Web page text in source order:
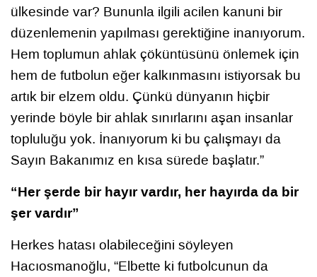
ülkesinde var? Bununla ilgili acilen kanuni bir
düzenlemenin yapılması gerektiğine inanıyorum.
Hem toplumun ahlak çöküntüsünü önlemek için
hem de futbolun eğer kalkınmasını istiyorsak bu
artık bir elzem oldu. Çünkü dünyanın hiçbir
yerinde böyle bir ahlak sınırlarını aşan insanlar
topluluğu yok. İnanıyorum ki bu çalışmayı da
Sayın Bakanımız en kısa sürede başlatır.”
“Her şerde bir hayır vardır, her hayırda da bir
şer vardır”
Herkes hatası olabileceğini söyleyen
Hacıosmanoğlu, “Elbette ki futbolcunun da